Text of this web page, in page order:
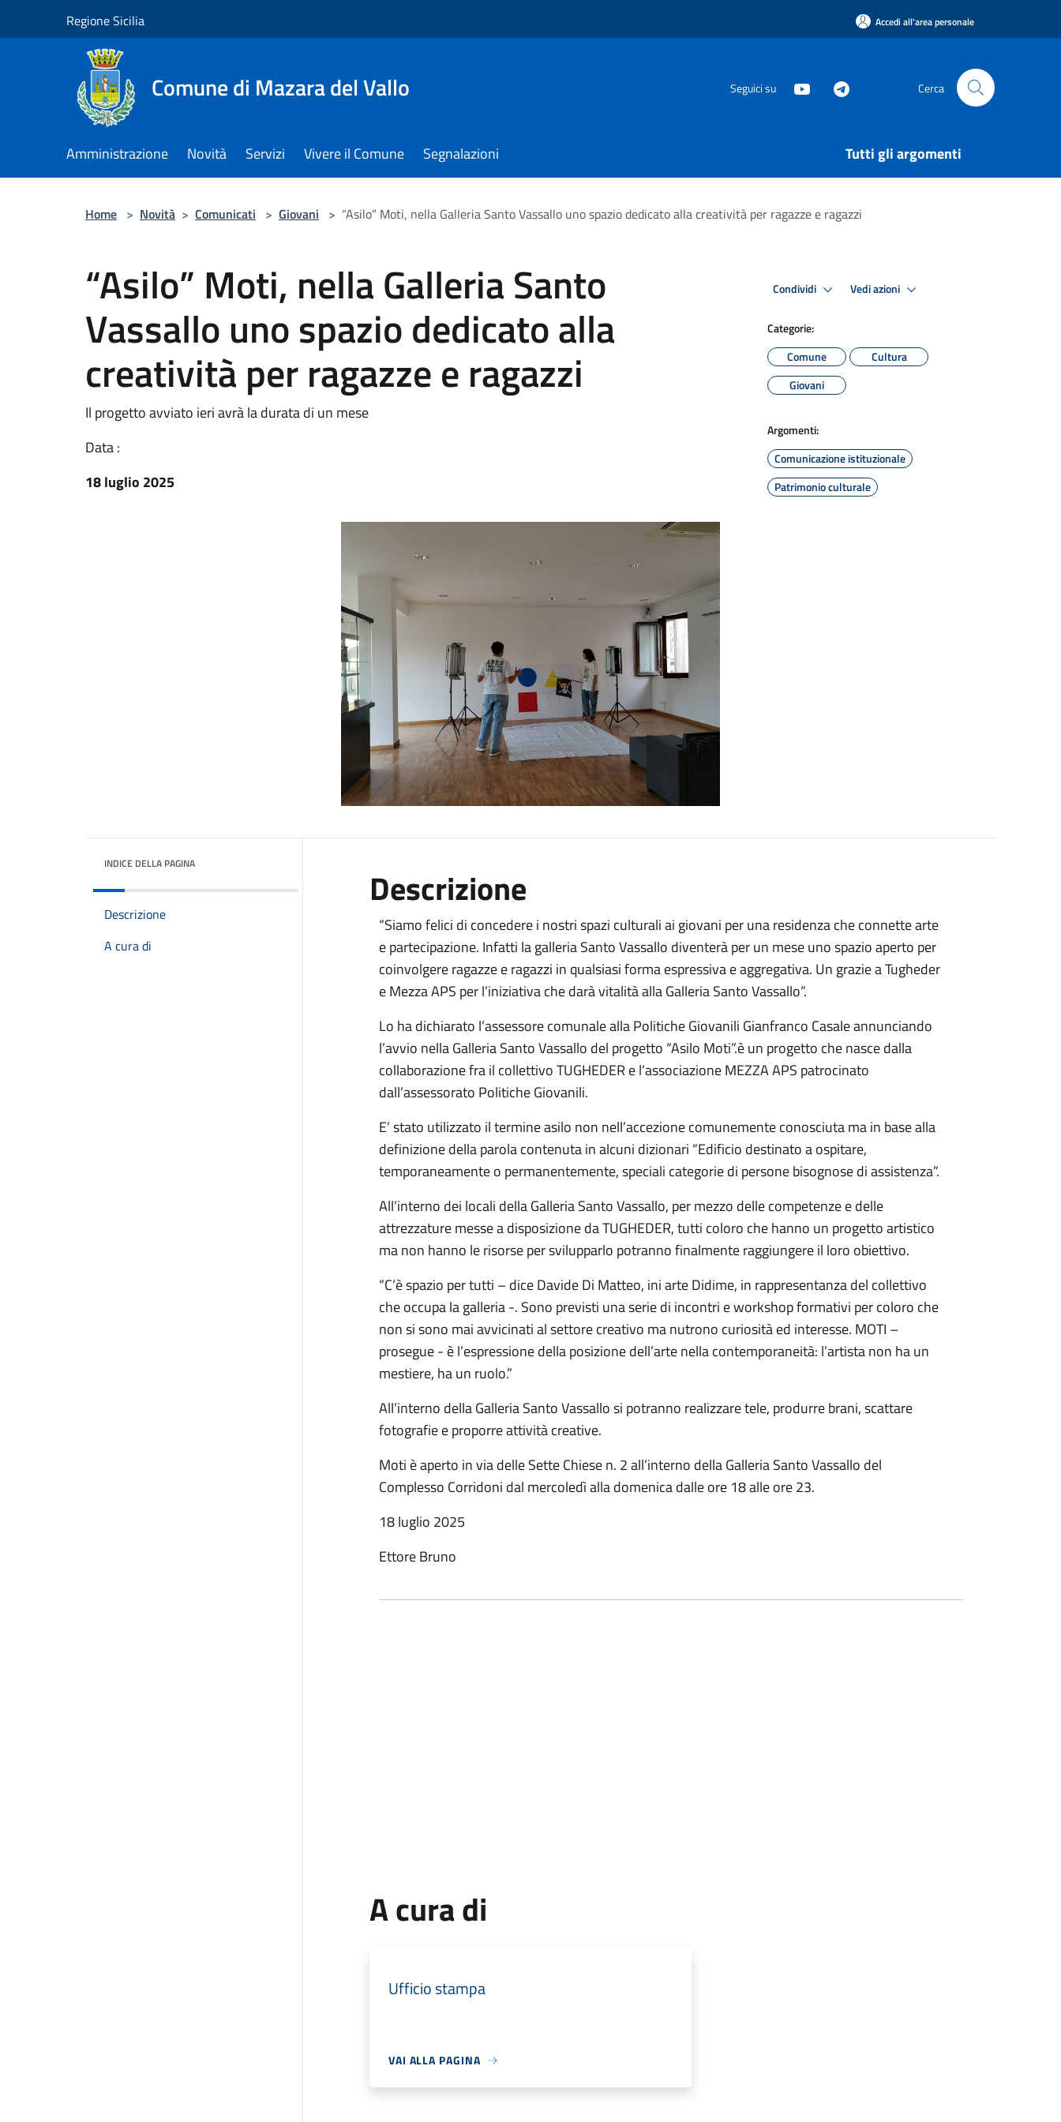
Regione Sicilia Accedi all'area personale
Comune di Mazara del Vallo Seguici su Cerca
Amministrazione Novità Servizi Vivere il Comune Segnalazioni Tutti gli argomenti
Home > Novità > Comunicati > Giovani > “Asilo” Moti, nella Galleria Santo Vassallo uno spazio dedicato alla creatività per ragazze e ragazzi
“Asilo” Moti, nella Galleria Santo
Vassallo uno spazio dedicato alla
creatività per ragazze e ragazzi
Il progetto avviato ieri avrà la durata di un mese
Data :
18 luglio 2025
Condividi Vedi azioni
Categorie:
Comune
Cultura
Giovani
Argomenti:
Comunicazione istituzionale
Patrimonio culturale
INDICE DELLA PAGINA
Descrizione
A cura di
Descrizione
“Siamo felici di concedere i nostri spazi culturali ai giovani per una residenza che connette arte
e partecipazione. Infatti la galleria Santo Vassallo diventerà per un mese uno spazio aperto per
coinvolgere ragazze e ragazzi in qualsiasi forma espressiva e aggregativa. Un grazie a Tugheder
e Mezza APS per l’iniziativa che darà vitalità alla Galleria Santo Vassallo”.
Lo ha dichiarato l’assessore comunale alla Politiche Giovanili Gianfranco Casale annunciando
l’avvio nella Galleria Santo Vassallo del progetto “Asilo Moti”.è un progetto che nasce dalla
collaborazione fra il collettivo TUGHEDER e l’associazione MEZZA APS patrocinato
dall’assessorato Politiche Giovanili.
E’ stato utilizzato il termine asilo non nell’accezione comunemente conosciuta ma in base alla
definizione della parola contenuta in alcuni dizionari “Edificio destinato a ospitare,
temporaneamente o permanentemente, speciali categorie di persone bisognose di assistenza”.
All’interno dei locali della Galleria Santo Vassallo, per mezzo delle competenze e delle
attrezzature messe a disposizione da TUGHEDER, tutti coloro che hanno un progetto artistico
ma non hanno le risorse per svilupparlo potranno finalmente raggiungere il loro obiettivo.
“C’è spazio per tutti – dice Davide Di Matteo, ini arte Didime, in rappresentanza del collettivo
che occupa la galleria -. Sono previsti una serie di incontri e workshop formativi per coloro che
non si sono mai avvicinati al settore creativo ma nutrono curiosità ed interesse. MOTI –
prosegue - è l’espressione della posizione dell’arte nella contemporaneità: l’artista non ha un
mestiere, ha un ruolo.”
All’interno della Galleria Santo Vassallo si potranno realizzare tele, produrre brani, scattare
fotografie e proporre attività creative.
Moti è aperto in via delle Sette Chiese n. 2 all’interno della Galleria Santo Vassallo del
Complesso Corridoni dal mercoledì alla domenica dalle ore 18 alle ore 23.
18 luglio 2025
Ettore Bruno
A cura di
Ufficio stampa
VAI ALLA PAGINA